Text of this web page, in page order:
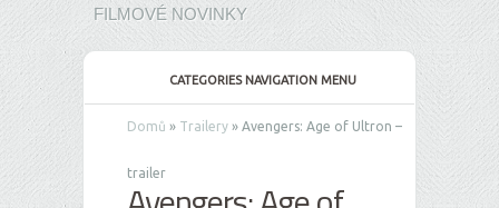
FILMOVÉ NOVINKY
CATEGORIES NAVIGATION MENU
Domů » Trailery » Avengers: Age of Ultron –
trailer